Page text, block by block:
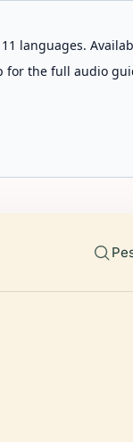
languages.
for the full audio